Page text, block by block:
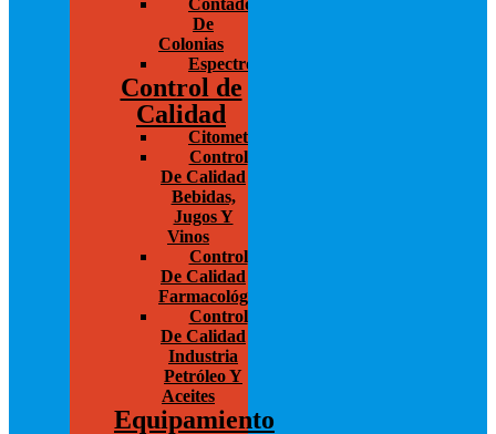
De
Colonias
Espectrofotometría
Control de
Calidad
Citometría
Control
De Calidad
Bebidas,
Jugos Y
Vinos
Control
De Calidad
Farmacológico
Control
De Calidad
Industria
Petróleo Y
Aceites
Equipamiento